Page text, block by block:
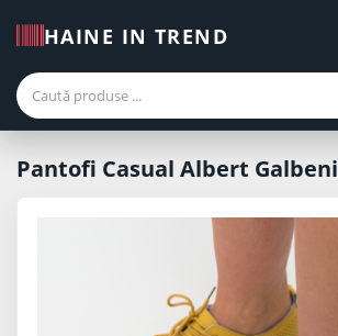
HAINE IN TREND
Pantofi Casual Albert Galbeni